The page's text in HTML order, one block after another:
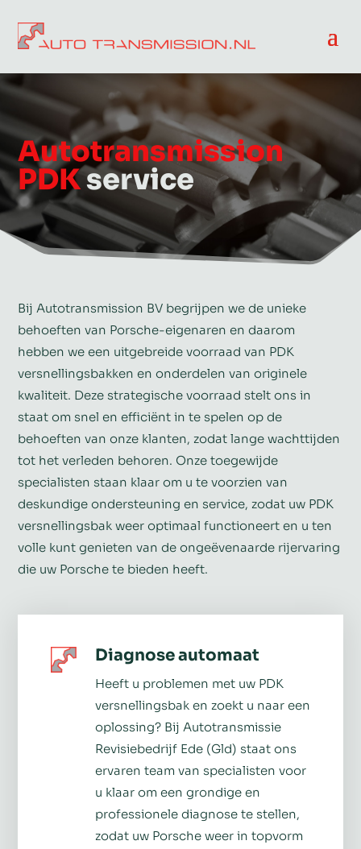
Autotransmission
PDKservice
Bij Autotransmission BV begrijpen we de unieke
behoeften van Porsche-eigenaren en daarom
hebben we een uitgebreide voorraad van PDK
versnellingsbakken en onderdelen van originele
kwaliteit. Deze strategische voorraad stelt ons in
staat om snel en efficiënt in te spelen op de
behoeften van onze klanten, zodat lange wachttijden
tot het verleden behoren. Onze toegewijde
specialisten staan klaar om u te voorzien van
deskundige ondersteuning en service, zodat uw PDK
versnellingsbak weer optimaal functioneert en u ten
volle kunt genieten van de ongeëvenaarde rijervaring
die uw Porsche te bieden heeft.
Diagnose automaat
Heeft u problemen met uw PDK
versnellingsbak en zoekt u naar een
oplossing? Bij Autotransmissie
Revisiebedrijf Ede (Gld) staat ons
ervaren team van specialisten voor
u klaar om een grondige en
professionele diagnose te stellen,
zodat uw Porsche weer in topvorm